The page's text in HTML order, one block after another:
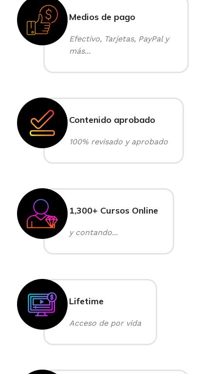
Medios de pago
Efectivo, Tarjetas, PayPal y
más...
Contenido aprobado
100% revisado y aprobado
1,300+ Cursos Online
y contando...
Lifetime
Acceso de por vida